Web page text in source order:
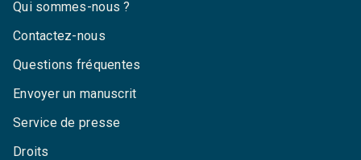
Qui sommes-nous ?
Contactez-nous
Questions fréquentes
Envoyer un manuscrit
Service de presse
Droits